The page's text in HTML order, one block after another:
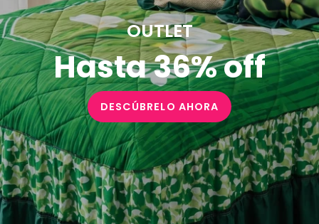
OUTLET
Hasta 36% off
DESCÚBRELO AHORA